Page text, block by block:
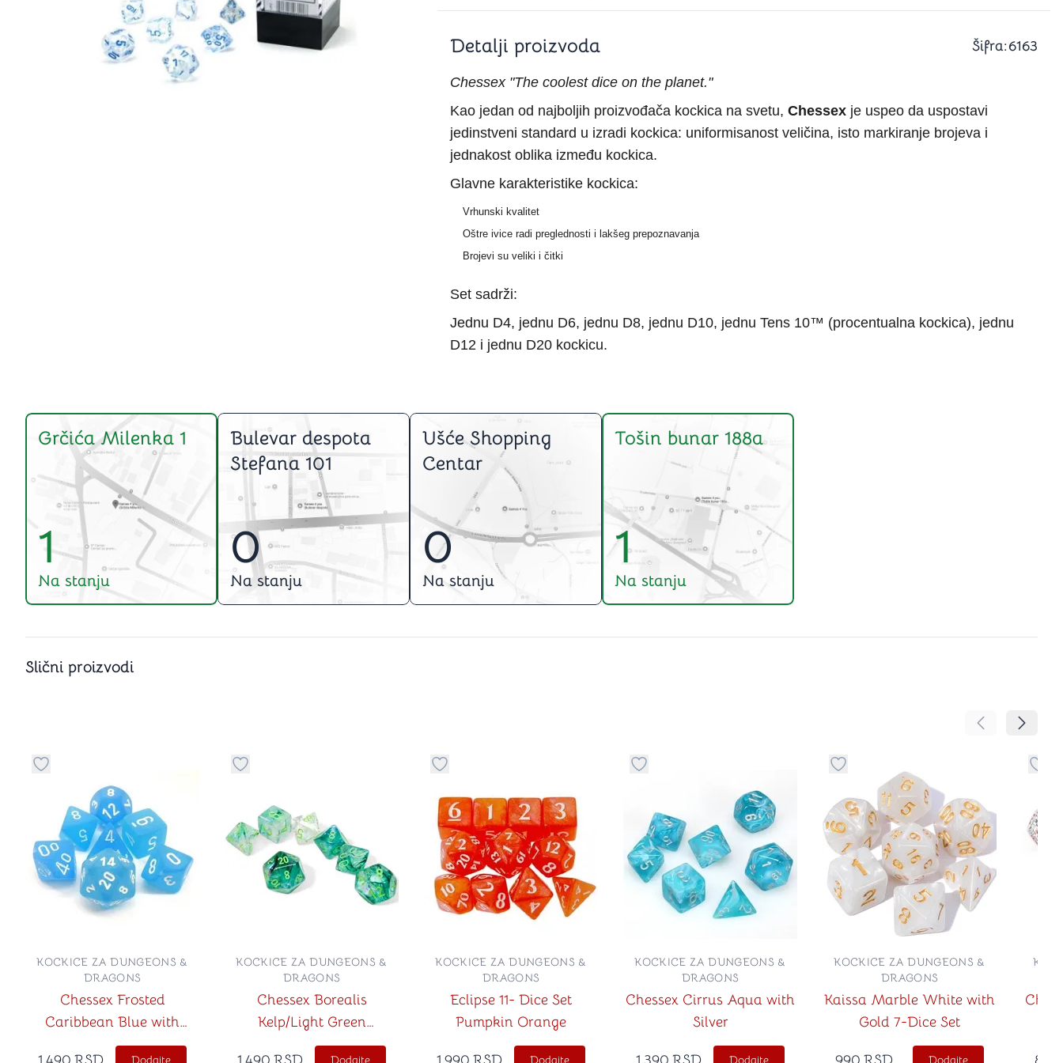
Puzzle 1000 delova
Puzzle 2000 delova
(TCG)
Šah
4 u 1 igre
Backgammon (Tavla)
Podloge za igranje
Mozgalice
Hanayama
Kocke
Stripovi
Detalji proizvoda Šifra:6163
Chessex "The coolest dice on the planet."
Kao jedan od najboljih proizvođača kockica na svetu, Chessex je uspeo da uspostavi
jedinstveni standard u izradi kockica: uniformisanost veličina, isto markiranje brojeva i
jednakost oblika između kockica.
Glavne karakteristike kockica:
Vrhunski kvalitet
Oštre ivice radi preglednosti i lakšeg prepoznavanja
Brojevi su veliki i čitki
Set sadrži:
Jednu D4, jednu D6, jednu D8, jednu D10, jednu Tens 10™ (procentualna kockica), jednu
D12 i jednu D20 kockicu.
Grčića Milenka 1
1
Na stanju
Bulevar despota
Stefana 101
0
Na stanju
Ušće Shopping
Centar
0
Na stanju
Tošin bunar 188a
1
Na stanju
Slični proizvodi
Pomeranje
Dugme za dodavanje stvari u kategoriju omiljeno
Chessex Frosted
Caribbean Blue with
White
KOCKICE ZA DUNGEONS &
DRAGONS
Dodajte
Dugme za dodavanje stvari u kategoriju omiljeno
Chessex Borealis
Kelp/Light Green
Luminary Polyhedral 7-
KOCKICE ZA DUNGEONS &
DRAGONS
Dodajte
Dugme za dodavanje stvari u kategoriju omiljeno
Eclipse 11- Dice Set
Pumpkin Orange
KOCKICE ZA DUNGEONS &
DRAGONS
Dodajte
Dugme za dodavanje stvari u kategoriju omiljeno
Chessex Cirrus Aqua with
Silver
KOCKICE ZA DUNGEONS &
DRAGONS
Dodajte
Dugme za dodavanje stvari u
Kaissa Marble White with
Gold 7-Dice Set
KOCKICE ZA DUNGEONS &
DRAGONS
Dodajte